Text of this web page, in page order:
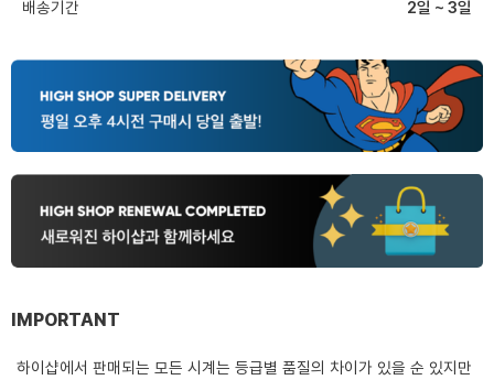
배송기간
2일 ~ 3일
IMPORTANT
하이샵에서 판매되는 모든 시계는 등급별 품질의 차이가 있을 순 있지만